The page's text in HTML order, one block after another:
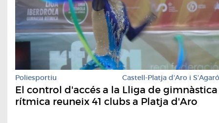
Poliesportiu Castell-Platja d'Aro i S'Agaró
El control d'accés a la Lliga de gimnàstica
rítmica reuneix 41 clubs a Platja d'Aro